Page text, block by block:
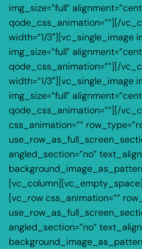
img_size=”full”
qode_css_animation=””][/
width=”1/3″][vc_single_image
img_size=”full”
qode_css_animation=””][/
width=”1/3″][vc_single_image
img_size=”full”
qode_css_animation=””][/
css_animation=””
angled_section=”no”
[vc_row css_animation=””
angled_section=”no”